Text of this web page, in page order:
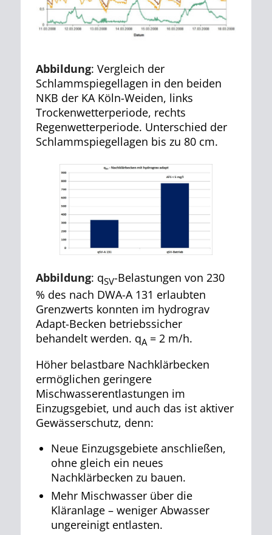
Abbildung: Vergleich der
Schlammspiegellagen in den beiden
NKB der KA Köln-Weiden, links
Trockenwetterperiode, rechts
Regenwetterperiode. Unterschied der
Schlammspiegellagen bis zu 80 cm.
Abbildung: qSV-Belastungen von 230
% des nach DWA-A 131 erlaubten
Grenzwerts konnten im hydrograv
Adapt-Becken betriebssicher
behandelt werden. qA = 2 m/h.
Höher belastbare Nachklärbecken
ermöglichen geringere
Mischwasserentlastungen im
Einzugsgebiet, und auch das ist aktiver
Gewässerschutz, denn:
Neue Einzugsgebiete anschließen,
ohne gleich ein neues
Nachklärbecken zu bauen.
Mehr Mischwasser über die
Kläranlage – weniger Abwasser
ungereinigt entlasten.